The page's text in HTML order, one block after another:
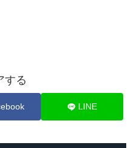
する
LINE